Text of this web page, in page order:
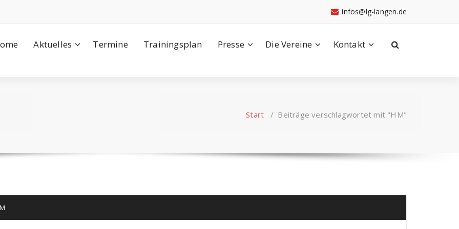
infos@lg-langen.de
Aktuelles Termine Trainingsplan Presse Die Vereine Kontakt
Start / Beiträge verschlagwortet mit "HM"